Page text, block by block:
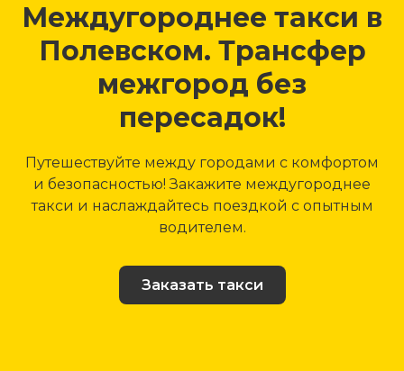
Междугороднее такси в
Полевском. Трансфер
межгород без
пересадок!
Путешествуйте между городами с комфортом
и безопасностью! Закажите междугороднее
такси и наслаждайтесь поездкой с опытным
водителем.
Заказать такси